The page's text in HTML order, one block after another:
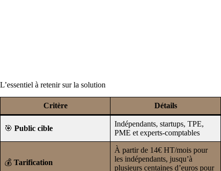
L’essentiel à retenir sur la solution
Critère Détails
🎯 Public cible
Indépendants, startups, TPE,
PME et experts-comptables
💰 Tarification
À partir de 14€ HT/mois pour
les indépendants, jusqu’à
plusieurs centaines d’euros pour